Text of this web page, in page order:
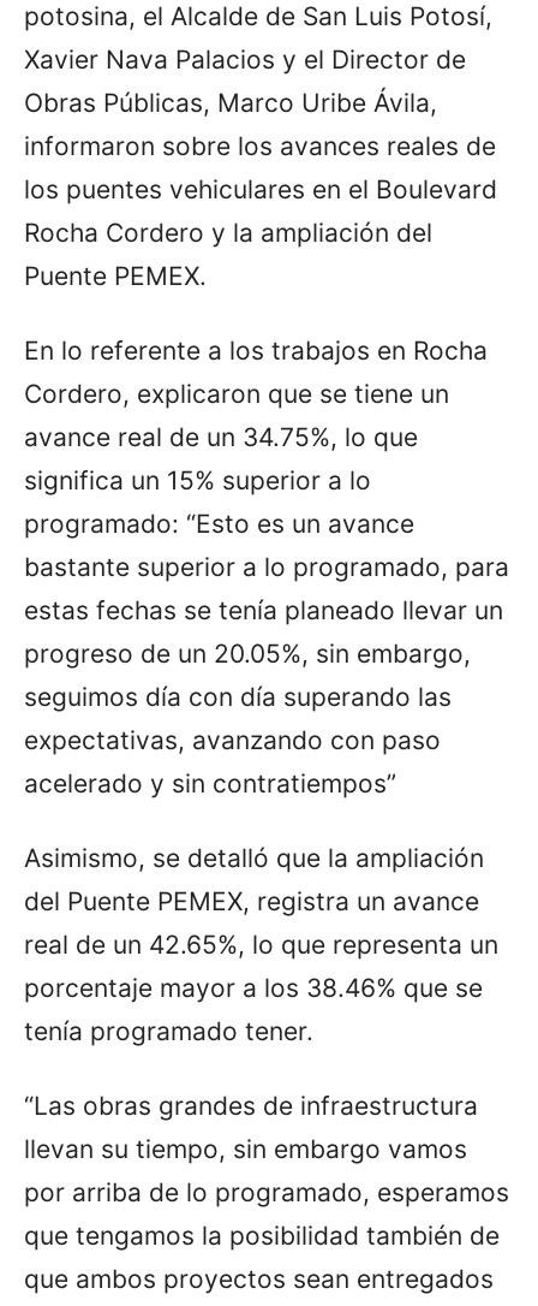
potosina, el Alcalde de San Luis Potosí,
Xavier Nava Palacios y el Director de
Obras Públicas, Marco Uribe Ávila,
informaron sobre los avances reales de
los puentes vehiculares en el Boulevard
Rocha Cordero y la ampliación del
Puente PEMEX.
En lo referente a los trabajos en Rocha
Cordero, explicaron que se tiene un
avance real de un 34.75%, lo que
significa un 15% superior a lo
programado: “Esto es un avance
bastante superior a lo programado, para
estas fechas se tenía planeado llevar un
progreso de un 20.05%, sin embargo,
seguimos día con día superando las
expectativas, avanzando con paso
acelerado y sin contratiempos”
Asimismo, se detalló que la ampliación
del Puente PEMEX, registra un avance
real de un 42.65%, lo que representa un
porcentaje mayor a los 38.46% que se
tenía programado tener.
“Las obras grandes de infraestructura
llevan su tiempo, sin embargo vamos
por arriba de lo programado, esperamos
que tengamos la posibilidad también de
que ambos proyectos sean entregados